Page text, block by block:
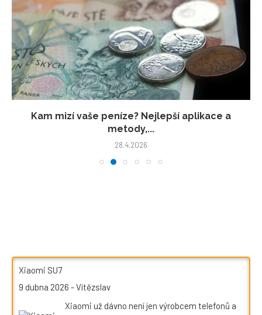
Kam mizí vaše peníze? Nejlepší aplikace a
metody,...
28.4.2026
Xiaomi SU7
9 dubna 2026 -Vítězslav
Xiaomi už dávno není jen výrobcem telefonů a